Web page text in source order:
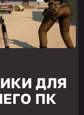
ДЛЯ
ПК